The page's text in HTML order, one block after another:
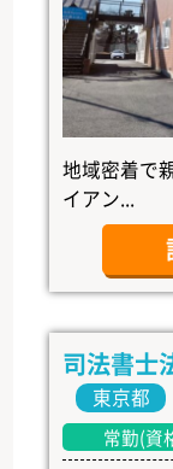
地域密着で
イアン...
司法書士
東京都
常勤(資